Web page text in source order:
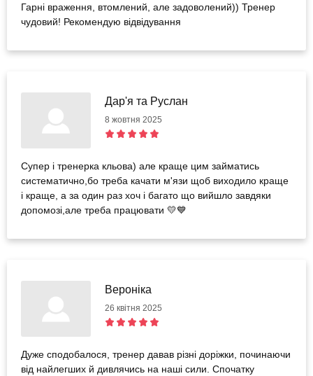
Гарні враження, втомлений, але задоволений)) Тренер
чудовий! Рекомендую відвідування
Дар'я та Руслан
8 жовтня 2025
Супер і тренерка кльова) але краще цим займатись
систематично,бо треба качати м'язи щоб виходило краще
і краще, а за один раз хоч і багато що вийшло завдяки
допомозі,але треба працювати 💛💙
Вероніка
26 квітня 2025
Дуже сподобалося, тренер давав різні доріжки, починаючи
від найлегших й дивлячись на наші сили. Спочатку